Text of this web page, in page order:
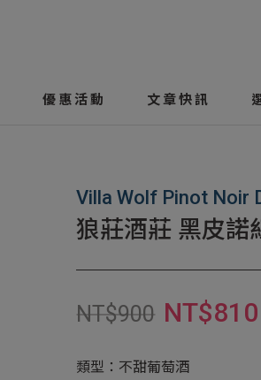
優惠活動 文章快訊
Villa Wolf Pinot Noir
狼莊酒莊 黑皮諾
NT$900 NT$810
類型：不甜葡萄酒